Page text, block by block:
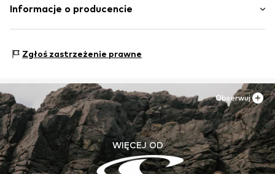
Naszywka z logo
Materiał: 60% Bawełna, 40% Poliester - PES
Nie prać
Nie czyścić chemicznie
Informacje o producencie
3261HE Warmond
www.oneill.com
Zgłoś zastrzeżenie prawne
WIĘCEJ OD
Obserwuj